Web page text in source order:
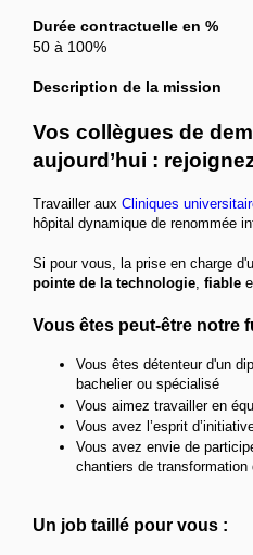
Durée contractuelle en %
50 à 100%
Description de la mission
Vos collègues de
aujourd’hui : r
Travailler aux Cliniques
hôpital dynamique de renommée
Si pour vous, la prise en charge
pointe de la technologie, fiable
Vous êtes peut-être notre
Vous êtes détenteur d'un
bachelier ou spécialisé
Vous aimez travailler en
Vous avez l’esprit
Vous avez envie de
chantiers de transformation
Un job taillé pour vous :